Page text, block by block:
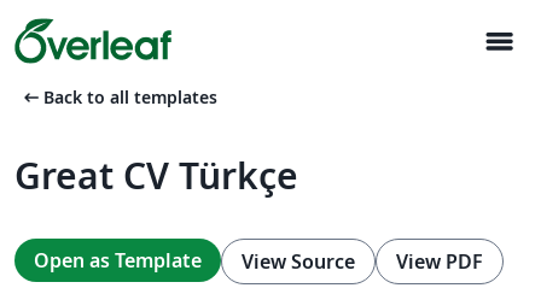
menu
arrow_left_alt Back to all templates
Great CV Türkçe
Open as Template View Source View PDF